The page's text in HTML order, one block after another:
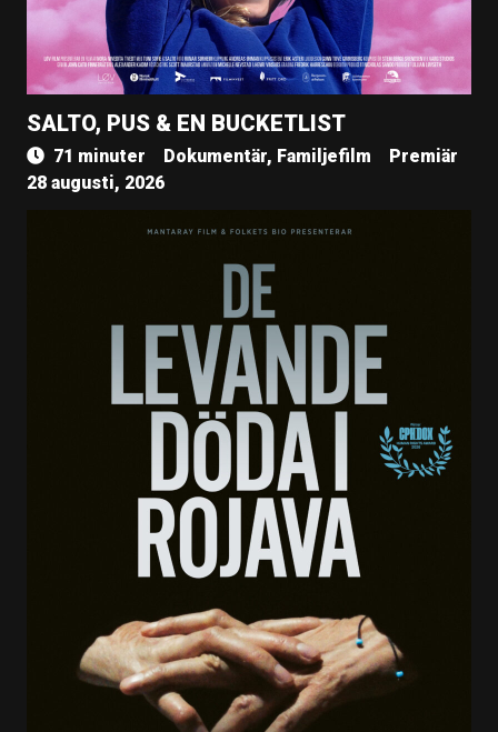
SALTO, PUS & EN BUCKETLIST
71 minuter Dokumentär, Familjefilm
Premiär
28 augusti, 2026